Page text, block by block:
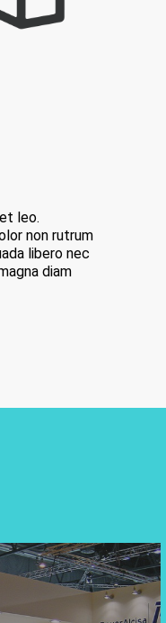
leo.
non rutrum
libero nec
diam